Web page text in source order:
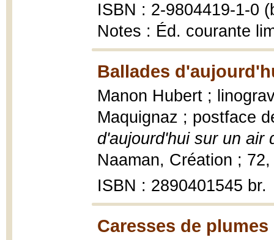
ISBN : 2-9804419-1-0
Notes : Éd. courante
Ballades
Manon Hubert ;
Maquignaz ; postface
d'aujourd'hui sur un air
Naaman, Création ;
ISBN : 2890401545 br.
Caresses de plumes